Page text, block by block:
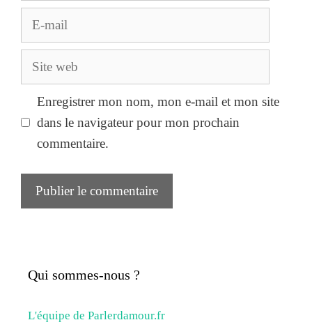
E-
Site
Enregistrer mon nom, mon e-mail et mon site
dans le navigateur pour mon prochain
commentaire.
Qui sommes-nous ?
L'équipe de Parlerdamour.fr